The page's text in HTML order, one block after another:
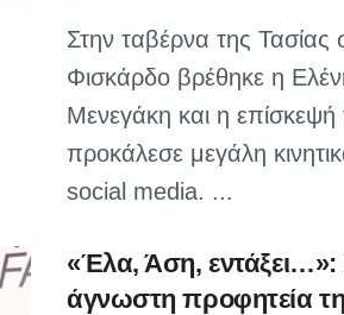
Στην ταβέρνα της Τασίας
Φισκάρδο βρέθηκε η
Μενεγάκη και η επίσκεψή
προκάλεσε μεγάλη
social media. ...
«Έλα, Άση,
άγνωστη προφητεία